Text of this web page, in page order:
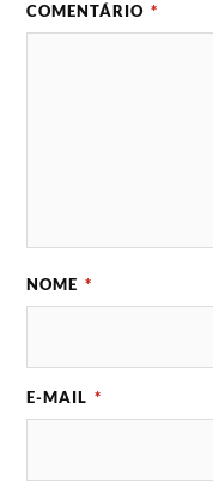
COMENTÁRIO *
NOME *
E-MAIL *